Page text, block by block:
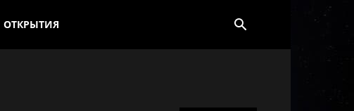
ОТКРЫТИЯ